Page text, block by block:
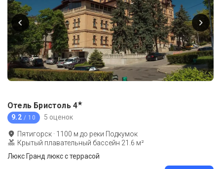
Отель Бристоль 4★
9.2 / 10 5 оценок
Пятигорск · 1100 м до реки Подкумок
Крытый плавательный бассейн 21.6 м²
Люкс Гранд люкс с террасой